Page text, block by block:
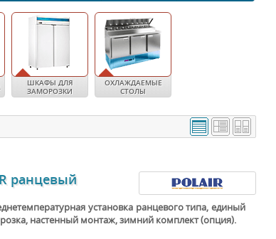
ШКАФЫ ДЛЯ
ЗАМОРОЗКИ
ОХЛАЖДАЕМЫЕ
СТОЛЫ
ранцевый
установка ранцевого типа, единый
настенный монтаж, зимний комплект (опция).